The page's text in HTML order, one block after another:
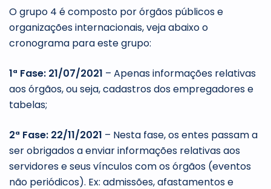
O grupo 4 é composto por órgãos públicos e
organizações internacionais, veja abaixo o
cronograma para este grupo:
1ª Fase: 21/07/2021 – Apenas informações relativas
aos órgãos, ou seja, cadastros dos empregadores e
tabelas;
2ª Fase: 22/11/2021 – Nesta fase, os entes passam a
ser obrigados a enviar informações relativas aos
servidores e seus vínculos com os órgãos (eventos
não periódicos). Ex: admissões, afastamentos e